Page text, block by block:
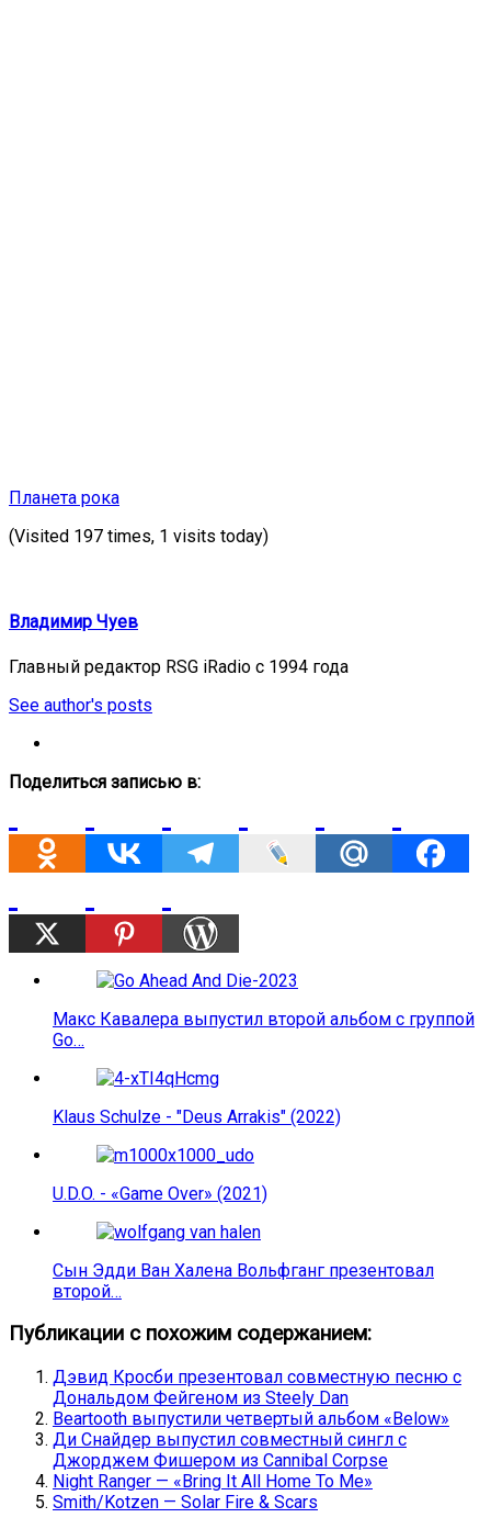
Планета рока
(Visited 197 times, 1 visits today)
Владимир Чуев
Главный редактор RSG iRadio с 1994 года
See author's posts
Поделиться записью в:
Макс Кавалера выпустил второй альбом с группой
Go…
Klaus Schulze - "Deus Arrakis" (2022)
U.D.O. - «Game Over» (2021)
Сын Эдди Ван Халена Вольфганг презентовал
второй…
Публикации с похожим содержанием:
Дэвид Кросби презентовал совместную песню с
Дональдом Фейгеном из Steely Dan
Beartooth выпустили четвертый альбом «Below»
Ди Снайдер выпустил совместный сингл с
Джорджем Фишером из Cannibal Corpse
Night Ranger — «Bring It All Home To Me»
Smith/Kotzen — Solar Fire & Scars